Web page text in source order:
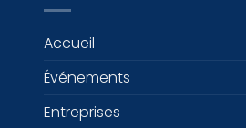
Accueil
Événements
Entreprises